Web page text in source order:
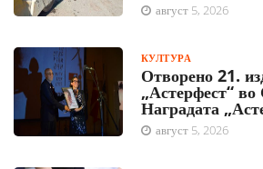
август 5, 2026
КУЛТУРА
Отворено 21.
„Астерфест“
Наградата
август 5, 2026